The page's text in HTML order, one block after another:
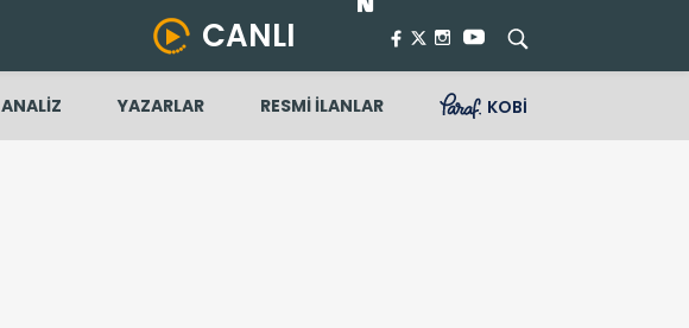
CANLI
ANALİZ YAZARLAR RESMİ İLANLAR KOBİ